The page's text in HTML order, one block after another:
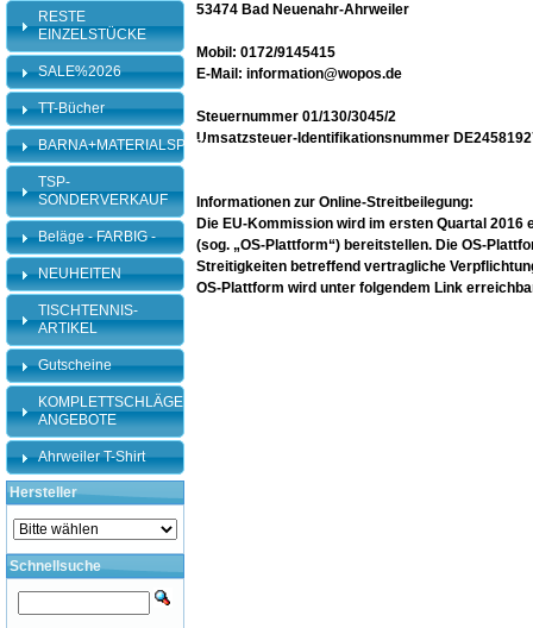
53474 Bad Neuenahr-Ahrweiler
Mobil: 0172/9145415
E-Mail: information@wopos.de
Steuernummer 01/130/3045/2
Umsatzsteuer-Identifikationsnummer
Informationen zur Online-Streitbeilegung:
Die EU-Kommission wird im ersten Quartal
(sog. „OS-Plattform“) bereitstellen. Die OS-
Streitigkeiten betreffend vertragliche
OS-Plattform wird unter folgendem Link
RESTE
EINZELSTÜCKE
SALE%2026
TT-Bücher
BARNA+MATERIALSPEZI
TSP-
SONDERVERKAUF
Beläge - FARBIG -
NEUHEITEN
TISCHTENNIS-
ARTIKEL
Gutscheine
KOMPLETTSCHLÄGER-
ANGEBOTE
Ahrweiler T-Shirt
Hersteller
Schnellsuche